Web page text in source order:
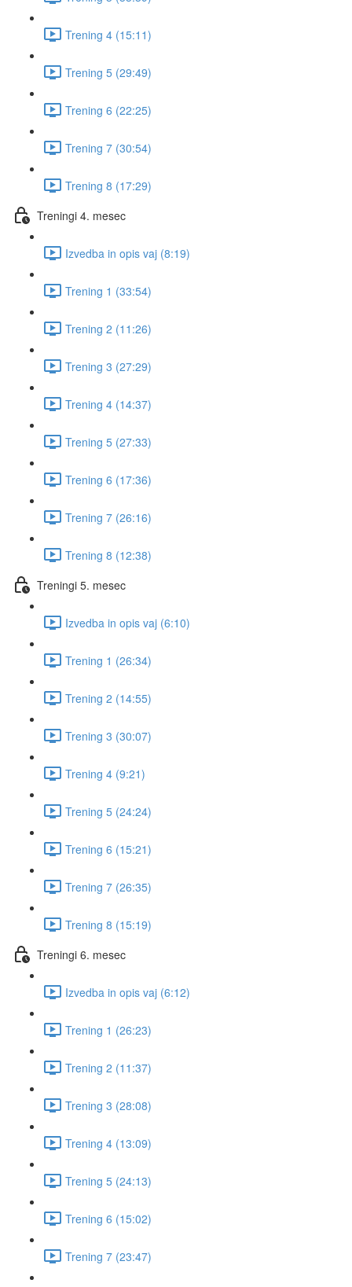
Trening 4 (15:11)
Trening 5 (29:49)
Trening 6 (22:25)
Trening 7 (30:54)
Trening 8 (17:29)
Treningi 4. mesec
Izvedba in opis vaj (8:19)
Trening 1 (33:54)
Trening 2 (11:26)
Trening 3 (27:29)
Trening 4 (14:37)
Trening 5 (27:33)
Trening 6 (17:36)
Trening 7 (26:16)
Trening 8 (12:38)
Treningi 5. mesec
Izvedba in opis vaj (6:10)
Trening 1 (26:34)
Trening 2 (14:55)
Trening 3 (30:07)
Trening 4 (9:21)
Trening 5 (24:24)
Trening 6 (15:21)
Trening 7 (26:35)
Trening 8 (15:19)
Treningi 6. mesec
Izvedba in opis vaj (6:12)
Trening 1 (26:23)
Trening 2 (11:37)
Trening 3 (28:08)
Trening 4 (13:09)
Trening 5 (24:13)
Trening 6 (15:02)
Trening 7 (23:47)